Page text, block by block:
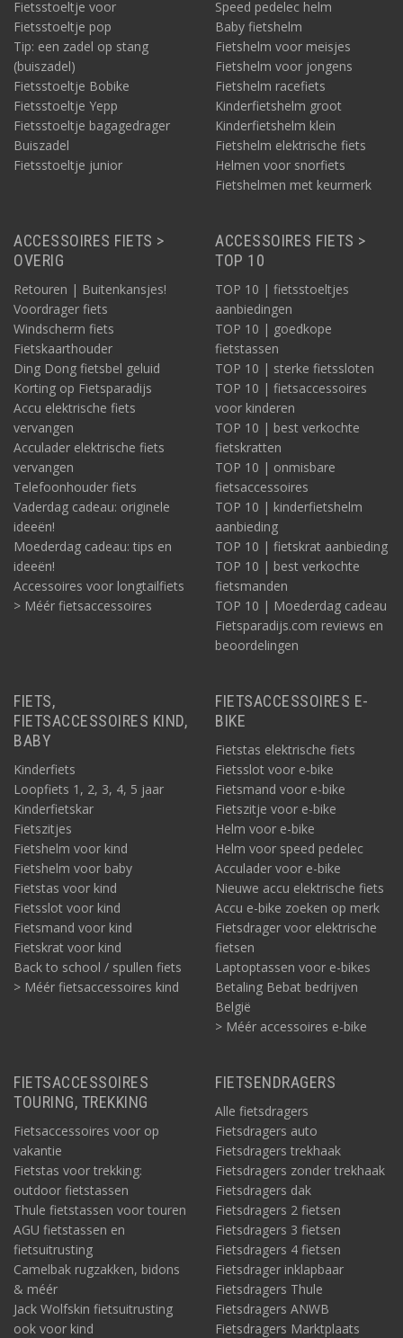
Fietsstoeltje voor
Fietsstoeltje pop
Tip: een zadel op stang
(buiszadel)
Fietsstoeltje Bobike
Fietsstoeltje Yepp
Fietsstoeltje bagagedrager
Buiszadel
Fietsstoeltje junior
Speed pedelec helm
Baby fietshelm
Fietshelm voor meisjes
Fietshelm voor jongens
Fietshelm racefiets
Kinderfietshelm groot
Kinderfietshelm klein
Fietshelm elektrische fiets
Helmen voor snorfiets
Fietshelmen met keurmerk
ACCESSOIRES FIETS >
OVERIG
Retouren | Buitenkansjes!
Voordrager fiets
Windscherm fiets
Fietskaarthouder
Ding Dong fietsbel geluid
Korting op Fietsparadijs
Accu elektrische fiets
vervangen
Acculader elektrische fiets
vervangen
Telefoonhouder fiets
Vaderdag cadeau: originele
ideeën!
Moederdag cadeau: tips en
ideeën!
Accessoires voor longtailfiets
> Méér fietsaccessoires
ACCESSOIRES FIETS >
TOP 10
TOP 10 | fietsstoeltjes
aanbiedingen
TOP 10 | goedkope
fietstassen
TOP 10 | sterke fietssloten
TOP 10 | fietsaccessoires
voor kinderen
TOP 10 | best verkochte
fietskratten
TOP 10 | onmisbare
fietsaccessoires
TOP 10 | kinderfietshelm
aanbieding
TOP 10 | fietskrat aanbieding
TOP 10 | best verkochte
fietsmanden
TOP 10 | Moederdag cadeau
Fietsparadijs.com reviews en
beoordelingen
FIETS,
FIETSACCESSOIRES KIND,
BABY
Kinderfiets
Loopfiets 1, 2, 3, 4, 5 jaar
Kinderfietskar
Fietszitjes
Fietshelm voor kind
Fietshelm voor baby
Fietstas voor kind
Fietsslot voor kind
Fietsmand voor kind
Fietskrat voor kind
Back to school / spullen fiets
> Méér fietsaccessoires kind
FIETSACCESSOIRES E-
BIKE
Fietstas elektrische fiets
Fietsslot voor e-bike
Fietsmand voor e-bike
Fietszitje voor e-bike
Helm voor e-bike
Helm voor speed pedelec
Acculader voor e-bike
Nieuwe accu elektrische fiets
Accu e-bike zoeken op merk
Fietsdrager voor elektrische
fietsen
Laptoptassen voor e-bikes
Betaling Bebat bedrijven
België
> Méér accessoires e-bike
FIETSACCESSOIRES
TOURING, TREKKING
Fietsaccessoires voor op
vakantie
Fietstas voor trekking:
outdoor fietstassen
Thule fietstassen voor touren
AGU fietstassen en
fietsuitrusting
Camelbak rugzakken, bidons
& méér
Jack Wolfskin fietsuitrusting
ook voor kind
FIETSENDRAGERS
Alle fietsdragers
Fietsdragers auto
Fietsdragers trekhaak
Fietsdragers zonder trekhaak
Fietsdragers dak
Fietsdragers 2 fietsen
Fietsdragers 3 fietsen
Fietsdragers 4 fietsen
Fietsdrager inklapbaar
Fietsdragers Thule
Fietsdragers ANWB
Fietsdragers Marktplaats